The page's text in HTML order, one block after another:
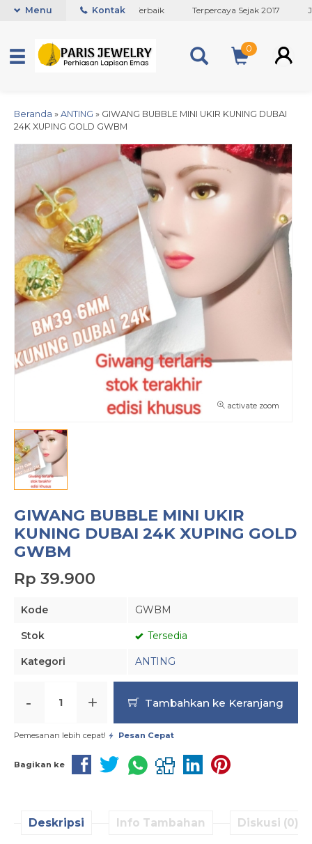
Toko Titanium Lapisan Emas Terbaik Terpercaya Sejak 2017
Menu Kontak
0
Beranda » ANTING » GIWANG BUBBLE MINI UKIR KUNING DUBAI
24K XUPING GOLD GWBM
activate zoom
GIWANG BUBBLE MINI UKIR
KUNING DUBAI 24K XUPING GOLD
GWBM
Rp 39.900
Kode GWBM
Stok Tersedia
Kategori ANTING
- + Tambahkan ke Keranjang
Pemesanan lebih cepat! Pesan Cepat
Bagikan ke
Deskripsi Info Tambahan Diskusi (0)